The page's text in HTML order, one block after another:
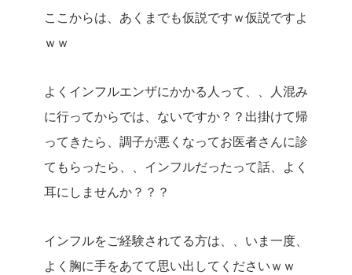
ここからは、あくまでも仮説ですｗ仮説ですよ
ｗｗ
よくインフルエンザにかかる人って、、人混み
に行ってからでは、ないですか？？出掛けて帰
ってきたら、調子が悪くなってお医者さんに診
てもらったら、、インフルだったって話、よく
耳にしませんか？？？
インフルをご経験されてる方は、、いま一度、
よく胸に手をあてて思い出してくださいｗｗ